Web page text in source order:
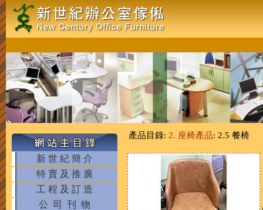
新 世 紀 簡 介
特 賣 及 推 廣
工 程 及 訂 造
公 司 刊 物
產品目錄: 2. 座椅產品: 2.5 餐椅